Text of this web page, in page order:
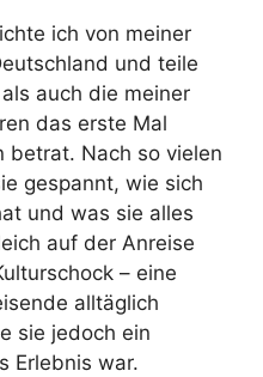
ich von meiner
und teile
auch die meiner
das erste Mal
betrat. Nach so vielen
gespannt, wie sich
und was sie alles
auf der Anreise
– eine
alltäglich
sie jedoch ein
Erlebnis war.